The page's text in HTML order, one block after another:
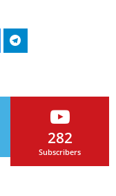
282
Subscribers